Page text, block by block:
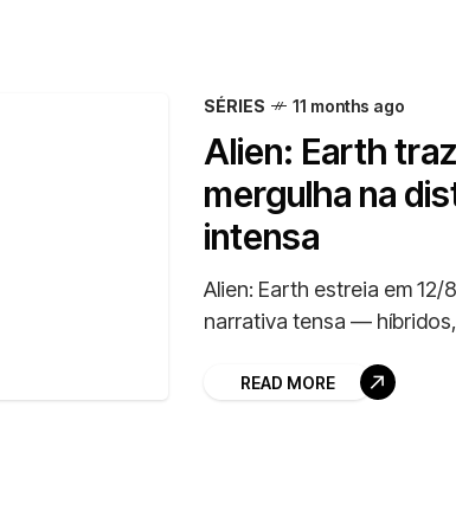
SÉRIES 11 months ago
Alien: Earth
mergulha na
intensa
Alien: Earth estreia em
narrativa tensa —
READ MORE